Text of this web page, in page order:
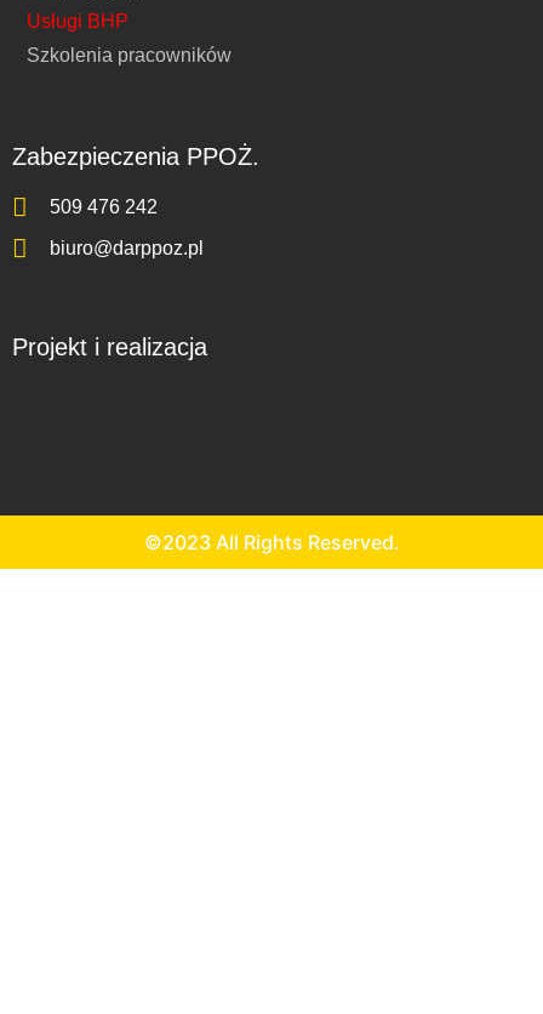
Usługi BHP
Szkolenia pracowników
Zabezpieczenia PPOŻ.
509 476 242
biuro@darppoz.pl
Projekt i realizacja
©2023 All Rights Reserved.